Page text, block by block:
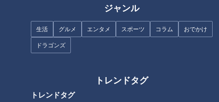
ジャンル
生活 グルメ エンタメ スポーツ コラム おでかけ
ドラゴンズ
トレンドタグ
トレンドタグ
CBCテレビ：画像『チャント！』